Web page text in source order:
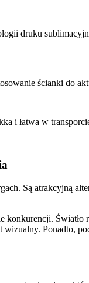
druku
ścianki do
i łatwa w
Są atrakcyjną
Ponadto,